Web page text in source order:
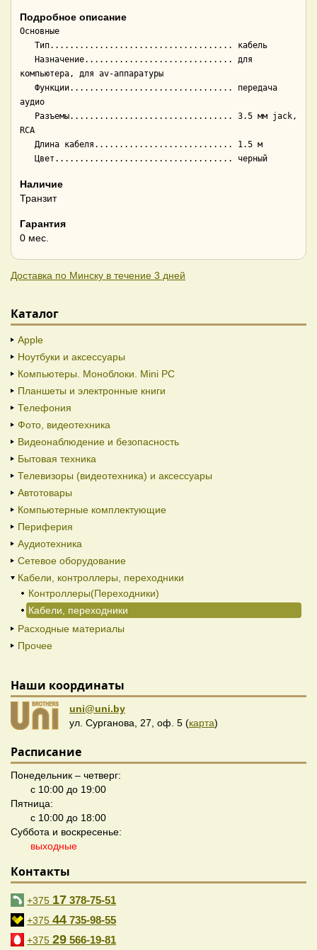
Подробное описание
Основные
компьютера, для av-аппаратуры
аудио
RCA
Наличие
Транзит
Гарантия
0 мес.
Доставка по Минску в течение 3 дней
Каталог
Apple
Ноутбуки и аксессуары
Компьютеры. Моноблоки. Mini PC
Планшеты и электронные книги
Телефония
Фото, видеотехника
Видеонаблюдение и безопасность
Бытовая техника
Телевизоры (видеотехника) и аксессуары
Автотовары
Компьютерные комплектующие
Периферия
Аудиотехника
Сетевое оборудование
Кабели, контроллеры, переходники
Контроллеры(Переходники)
Кабели, переходники
Расходные материалы
Прочее
Наши координаты
uni@uni.by
ул. Сурганова, 27, оф. 5 (карта)
Расписание
Понедельник – четверг:
с 10:00 до 19:00
Пятница:
с 10:00 до 18:00
Суббота и воскресенье:
выходные
Контакты
+375 17 378-75-51
+375 44 735-98-55
+375 29 566-19-81